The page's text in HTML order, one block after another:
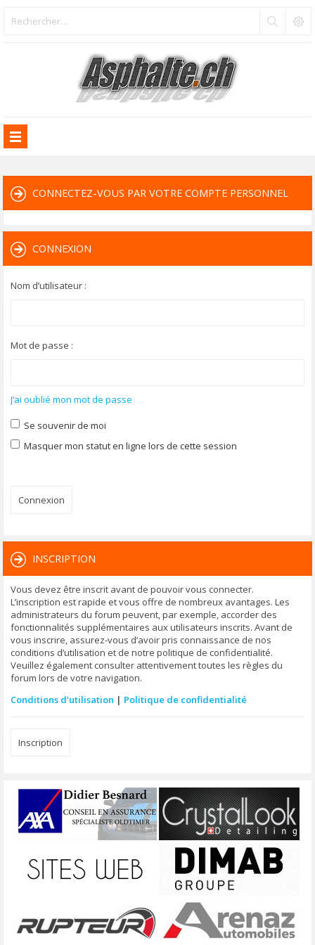
CONNECTEZ-VOUS PAR VOTRE COMPTE PERSONNEL
CONNEXION
Nom d’utilisateur :
Mot de passe :
J’ai oublié mon mot de passe
Se souvenir de moi
Masquer mon statut en ligne lors de cette session
INSCRIPTION
Vous devez être inscrit avant de pouvoir vous connecter.
L’inscription est rapide et vous offre de nombreux avantages. Les
administrateurs du forum peuvent, par exemple, accorder des
fonctionnalités supplémentaires aux utilisateurs inscrits. Avant de
vous inscrire, assurez-vous d’avoir pris connaissance de nos
conditions d’utilisation et de notre politique de confidentialité.
Veuillez également consulter attentivement toutes les règles du
forum lors de votre navigation.
Conditions d’utilisation | Politique de confidentialité
Inscription